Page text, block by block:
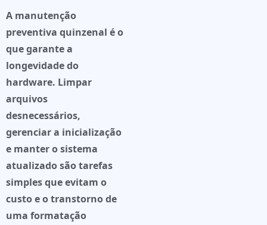
A manutenção
preventiva quinzenal é o
que garante a
longevidade do
hardware. Limpar
arquivos
desnecessários,
gerenciar a inicialização
e manter o sistema
atualizado são tarefas
simples que evitam o
custo e o transtorno de
uma formatação